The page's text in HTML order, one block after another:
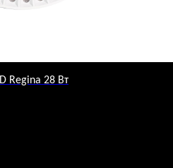
Regina 28 Вт